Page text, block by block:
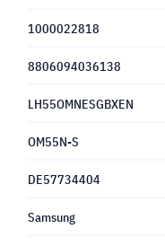
1000022818
8806094036138
LH55OMNESGBXEN
OM55N-S
DE57734404
Samsung